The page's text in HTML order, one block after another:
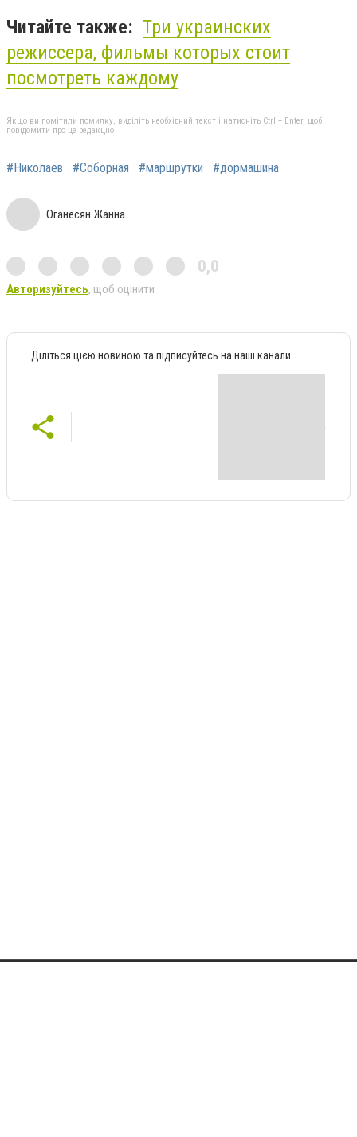
Читайте также: Три украинских
режиссера, фильмы которых стоит
посмотреть каждому
Якщо ви помітили помилку, виділіть необхідний текст і натисніть Ctrl + Enter, щоб
повідомити про це редакцію
#Николаев #Соборная #маршрутки #дормашина
Оганесян Жанна
0,0
Авторизуйтесь, щоб оцінити
Діліться цією новиною та підписуйтесь на наші канали